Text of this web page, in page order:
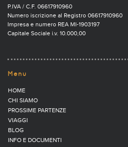
P.IVA / C.F. 06617910960
Numero iscrizione al Registro 06617910960
Impresa e numero REA MI-1903197
Capitale Sociale i.v. 10.000,00
Menu
HOME
CHI SIAMO
PROSSIME PARTENZE
VIAGGI
BLOG
INFO E DOCUMENTI